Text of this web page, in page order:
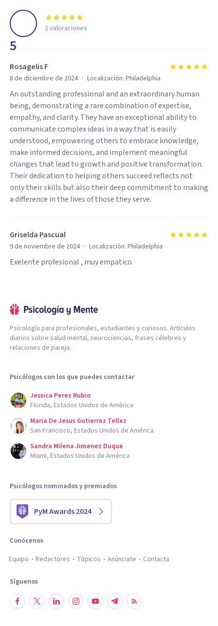
5
2valoraciones
Rosagelis F
8 de diciembre de 2024 · Localización: Philadelphia
An outstanding professional and an extraordinary human
being, demonstrating a rare combination of expertise,
empathy, and clarity. They have an exceptional ability to
communicate complex ideas in a way that is easily
understood, empowering others to embrace knowledge,
make informed decisions, and implement meaningful
changes that lead to growth and positive transformation.
Their dedication to helping others succeed reflects not
only their skills but also their deep commitment to making
a difference in the lives of those they serve.
Griselda Pascual
9 de noviembre de 2024 · Localización: Philadelphia
Exelente profesional , muy empatico.
Psicología para profesionales, estudiantes y curiosos. Artículos
diarios sobre salud mental, neurociencias, frases célebres y
relaciones de pareja.
Psicólogos con los que puedes contactar
Jessica Perez Rubio
Florida, Estados Unidos de América
Maria De Jesus Gutierrez Tellez
San Francisco, Estados Unidos de América
Sandra Milena Jimenez Duque
Miami, Estados Unidos de América
Psicólogos nominados y premiados
PyM Awards 2024
Conócenos
Equipo
Redactores Tópicos Anúnciate Contacta
Síguenos